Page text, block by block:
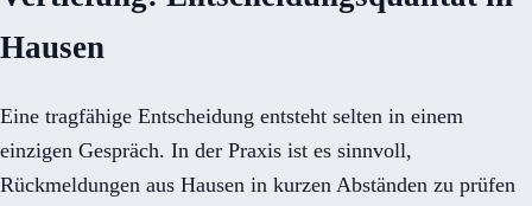
Hausen
Eine tragfähige Entscheidung entsteht selten in einem
einzigen Gespräch. In der Praxis ist es sinnvoll,
Rückmeldungen aus Hausen in kurzen Abständen zu prüfen